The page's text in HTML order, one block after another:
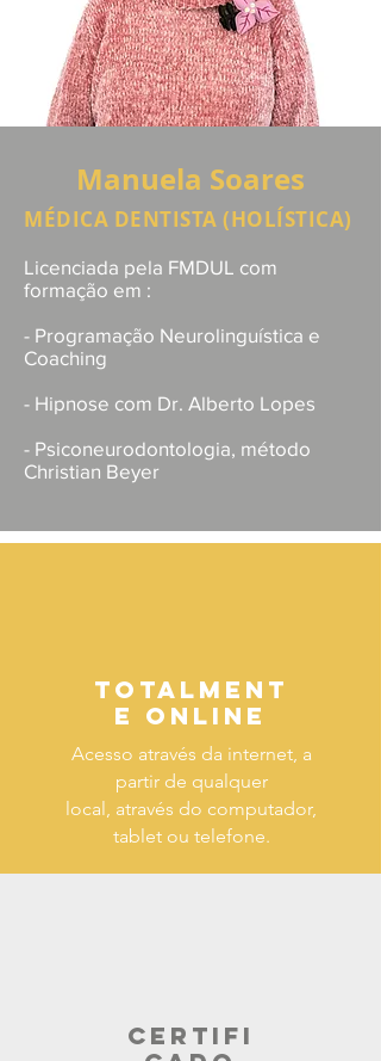
Manuela Soares
MÉDICA DENTISTA (HOLÍSTICA)
Licenciada pela FMDUL com
formação em :
- Programação Neurolinguística e
Coaching
- Hipnose com Dr. Alberto Lopes
- Psiconeurodontologia, método
Christian Beyer
Totalment
e Online
Acesso através da internet, a
partir de qualquer
local, através do computador,
tablet ou telefone.
Certifi